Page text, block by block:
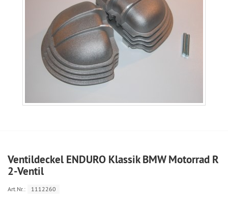
Ventildeckel ENDURO Klassik BMW Motorrad R
2-Ventil
Art.Nr.: 1112260